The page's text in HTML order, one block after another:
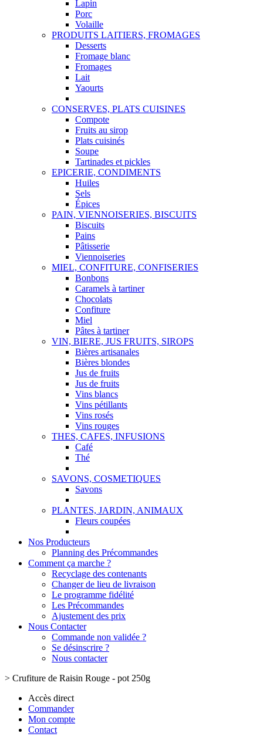
Lapin
Porc
Volaille
PRODUITS LAITIERS, FROMAGES
Desserts
Fromage blanc
Fromages
Lait
Yaourts
CONSERVES, PLATS CUISINES
Compote
Fruits au sirop
Plats cuisinés
Soupe
Tartinades et pickles
EPICERIE, CONDIMENTS
Huiles
Sels
Épices
PAIN, VIENNOISERIES, BISCUITS
Biscuits
Pains
Pâtisserie
Viennoiseries
MIEL, CONFITURE, CONFISERIES
Bonbons
Caramels à tartiner
Chocolats
Confiture
Miel
Pâtes à tartiner
VIN, BIERE, JUS FRUITS, SIROPS
Bières artisanales
Bières blondes
Jus de fruits
Jus de fruits
Vins blancs
Vins pétillants
Vins rosés
Vins rouges
THES, CAFES, INFUSIONS
Café
Thé
SAVONS, COSMETIQUES
Savons
PLANTES, JARDIN, ANIMAUX
Fleurs coupées
Nos Producteurs
Planning des Précommandes
Comment ça marche ?
Recyclage des contenants
Changer de lieu de livraison
Le programme fidélité
Les Précommandes
Ajustement des prix
Nous Contacter
Commande non validée ?
Se désinscrire ?
Nous contacter
> Crufiture de Raisin Rouge - pot 250g
Accès direct
Commander
Mon compte
Contact